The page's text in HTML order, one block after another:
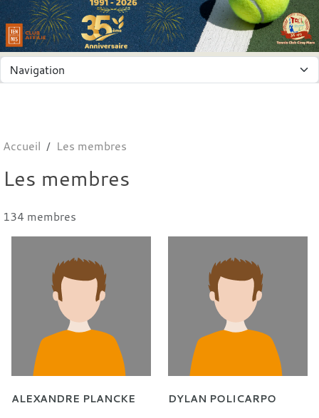
Accueil Les membres
Les membres
134 membres
ALEXANDRE PLANCKE DYLAN POLICARPO
Panneau de gestion des cookies